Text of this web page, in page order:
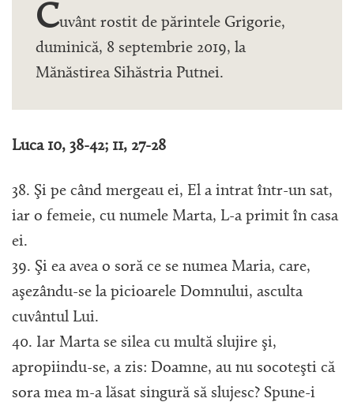
Cuvânt rostit de părintele Grigorie,
duminică, 8 septembrie 2019, la
Mănăstirea Sihăstria Putnei.
Luca 10, 38-42; 11, 27-28
38. Şi pe când mergeau ei, El a intrat într-un sat,
iar o femeie, cu numele Marta, L-a primit în casa
ei.
39. Şi ea avea o soră ce se numea Maria, care,
aşezându-se la picioarele Domnului, asculta
cuvântul Lui.
40. Iar Marta se silea cu multă slujire şi,
apropiindu-se, a zis: Doamne, au nu socoteşti că
sora mea m-a lăsat singură să slujesc? Spune-i